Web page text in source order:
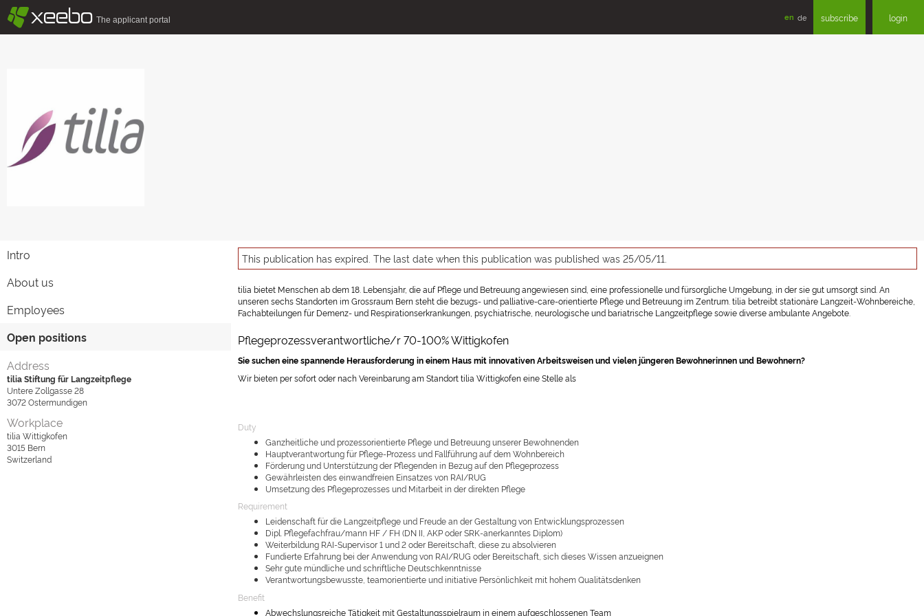
§xeebo The applicant portal en de subscribe login
Intro
About us
Employees
Open positions
Address
tilia Stiftung für Langzeitpflege
Untere Zollgasse 28
3072Ostermundigen
Workplace
tilia Wittigkofen
3015 Bern
Switzerland
This publication has expired. The last date when this publication was published was 25/05/11.
tilia bietet Menschen ab dem 18. Lebensjahr, die auf Pflege und Betreuung angewiesen sind, eine professionelle und fürsorgliche Umgebung, in der sie gut umsorgt sind. An
unseren sechs Standorten im Grossraum Bern steht die bezugs- und palliative-care-orientierte Pflege und Betreuung im Zentrum. tilia betreibt stationäre Langzeit-Wohnbereiche,
Fachabteilungen für Demenz- und Respirationserkrankungen, psychiatrische, neurologische und bariatrische Langzeitpflege sowie diverse ambulante Angebote.
Pflegeprozessverantwortliche/r 70-100% Wittigkofen
Sie suchen eine spannende Herausforderung in einem Haus mit innovativen Arbeitsweisen und vielen jüngeren Bewohnerinnen und Bewohnern?
Wir bieten per sofort oder nach Vereinbarung am Standort tilia Wittigkofen eine Stelle als
Duty
Ganzheitliche und prozessorientierte Pflege und Betreuung unserer Bewohnenden
Hauptverantwortung für Pflege-Prozess und Fallführung auf dem Wohnbereich
Förderung und Unterstützung der Pflegenden in Bezug auf den Pflegeprozess
Gewährleisten des einwandfreien Einsatzes von RAI/RUG
Umsetzung des Pflegeprozesses und Mitarbeit in der direkten Pflege
Requirement
Leidenschaft für die Langzeitpflege und Freude an der Gestaltung von Entwicklungsprozessen
Dipl. Pflegefachfrau/mann HF / FH (DN II, AKP oder SRK-anerkanntes Diplom)
Weiterbildung RAI-Supervisor 1 und 2 oder Bereitschaft, diese zu absolvieren
Fundierte Erfahrung bei der Anwendung von RAI/RUG oder Bereitschaft, sich dieses Wissen anzueignen
Sehr gute mündliche und schriftliche Deutschkenntnisse
Verantwortungsbewusste, teamorientierte und initiative Persönlichkeit mit hohem Qualitätsdenken
Benefit
Abwechslungsreiche Tätigkeit mit Gestaltungsspielraum in einem aufgeschlossenen Team